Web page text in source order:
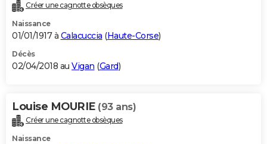
Créer une cagnotte obsèques
Naissance
01/01/1917 à Calacuccia (Haute-Corse)
Décès
02/04/2018 au Vigan (Gard)
Louise MOURIE (93 ans)
Créer une cagnotte obsèques
Naissance